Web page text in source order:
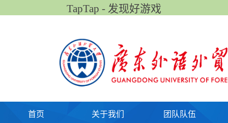
TapTap - 发现好游戏
首页 关于我们 团队队伍